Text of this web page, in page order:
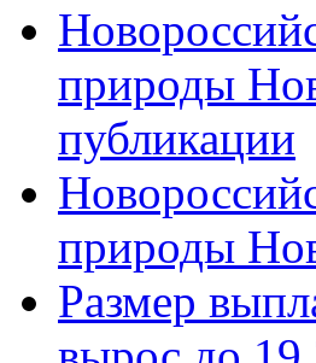
природы
публикации
природы
Размер